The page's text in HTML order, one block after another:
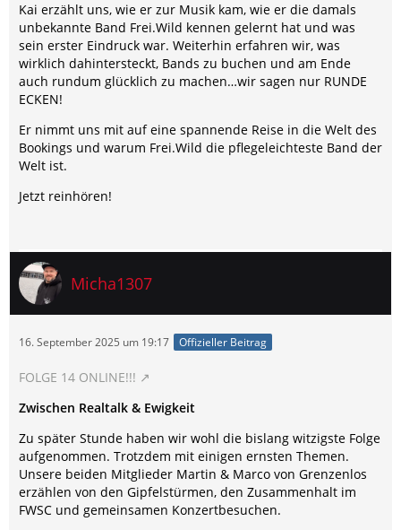
Kai erzählt uns, wie er zur Musik kam, wie er die damals
unbekannte Band Frei.Wild kennen gelernt hat und was
sein erster Eindruck war. Weiterhin erfahren wir, was
wirklich dahintersteckt, Bands zu buchen und am Ende
auch rundum glücklich zu machen…wir sagen nur RUNDE
ECKEN!
Er nimmt uns mit auf eine spannende Reise in die Welt des
Bookings und warum Frei.Wild die pflegeleichteste Band der
Welt ist.
Jetzt reinhören!
Micha1307
16. September 2025 um 19:17 Offizieller Beitrag
FOLGE 14 ONLINE!!!
Zwischen Realtalk & Ewigkeit
Zu später Stunde haben wir wohl die bislang witzigste Folge
aufgenommen. Trotzdem mit einigen ernsten Themen.
Unsere beiden Mitglieder Martin & Marco von Grenzenlos
erzählen von den Gipfelstürmen, den Zusammenhalt im
FWSC und gemeinsamen Konzertbesuchen.